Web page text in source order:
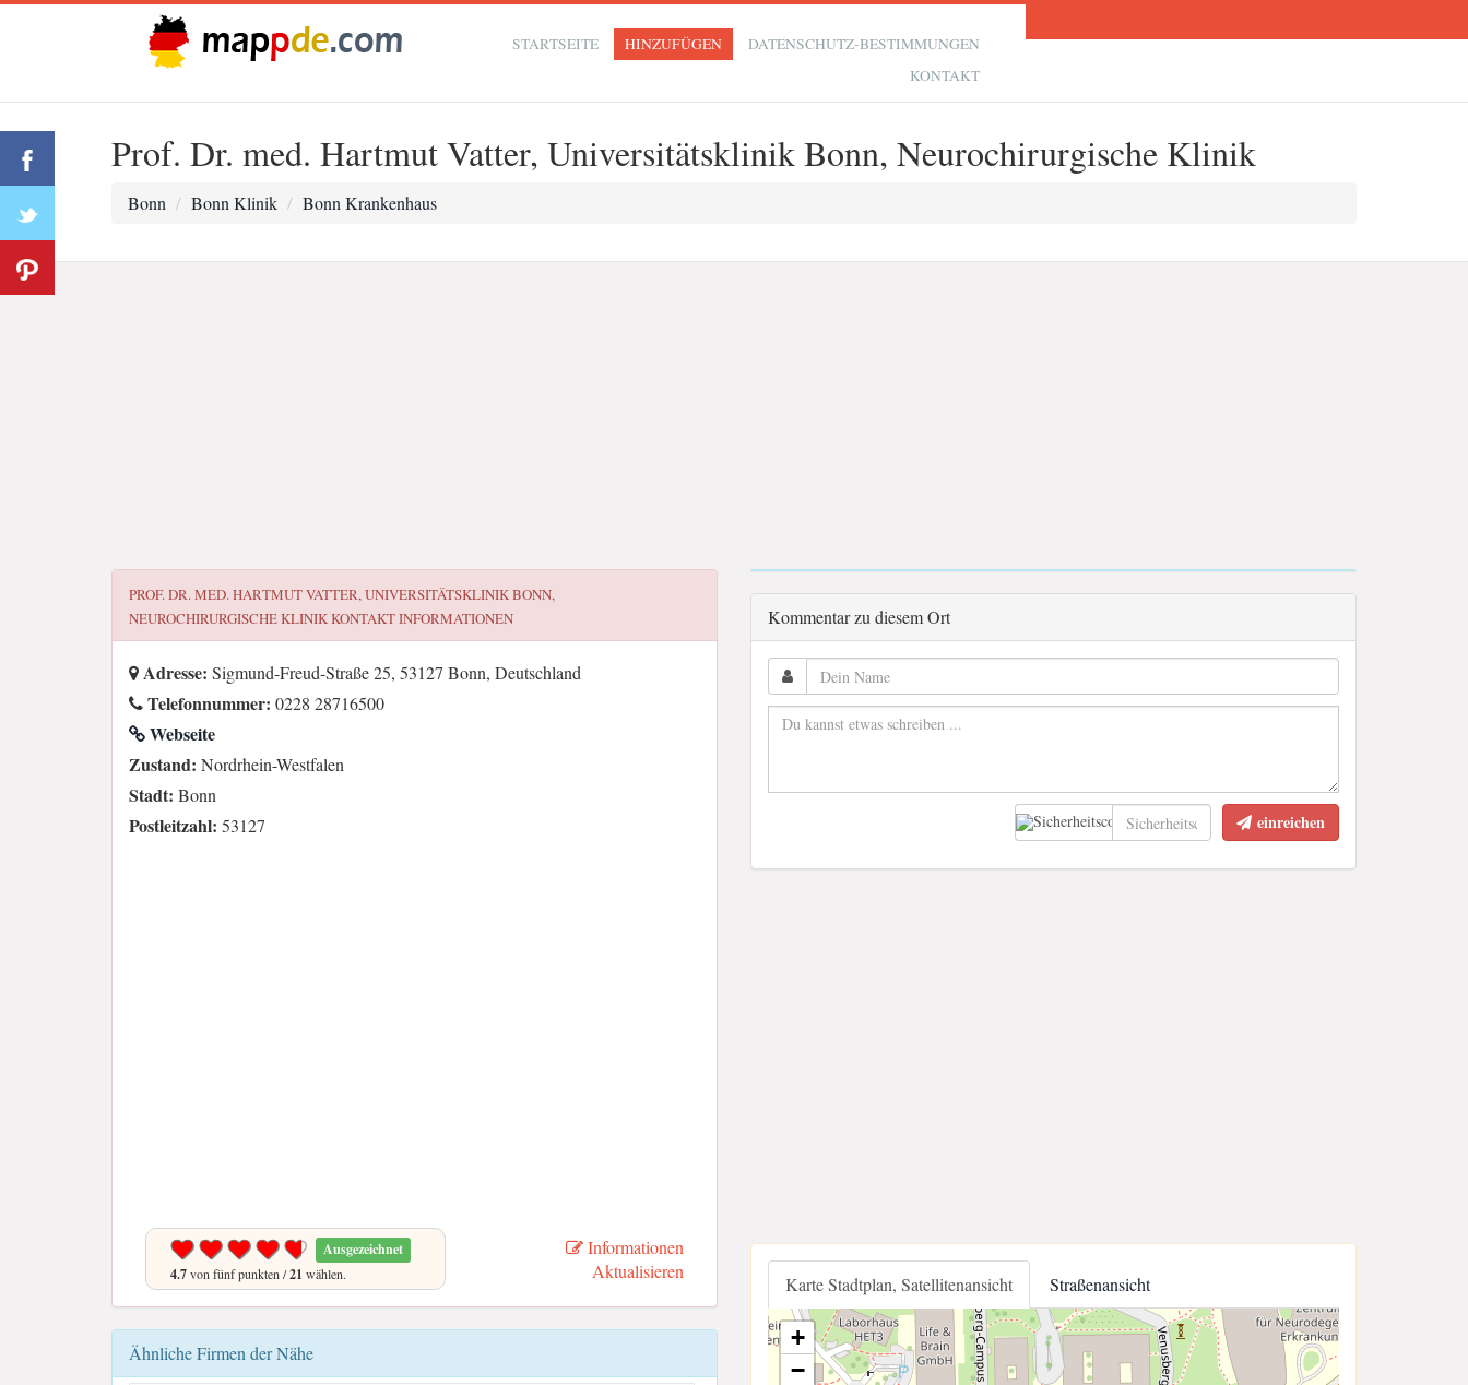
STARTSEITE HINZUFÜGEN
DATENSCHUTZ-BESTIMMUNGEN
KONTAKT
Prof. Dr. med. Hartmut Vatter, Universitätsklinik Bonn, Neurochirurgische Klinik
Bonn Bonn Klinik Bonn Krankenhaus
PROF. DR. MED. HARTMUT VATTER, UNIVERSITÄTSKLINIK BONN,
NEUROCHIRURGISCHE KLINIKKONTAKT INFORMATIONEN
Adresse: Sigmund-Freud-Straße 25, 53127 Bonn, Deutschland
Telefonnummer: 0228 28716500
Webseite
Zustand: Nordrhein-Westfalen
Stadt: Bonn
Postleitzahl: 53127
Ausgezeichnet
4.7von fünf punkten /21 wählen.
Informationen
Aktualisieren
Ähnliche Firmen der Nähe
Kommentar zu diesem Ort
einreichen
Karte Stadtplan, Satellitenansicht Straßenansicht
+
−